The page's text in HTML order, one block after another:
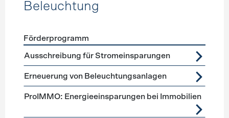
Beleuchtung
Förderprogramme Beleuchtung
Förderprogramm
Ausschreibung für Stromeinsparungen
Erneuerung von Beleuchtungsanlagen
ProIMMO: Energieeinsparungen bei Immobilien